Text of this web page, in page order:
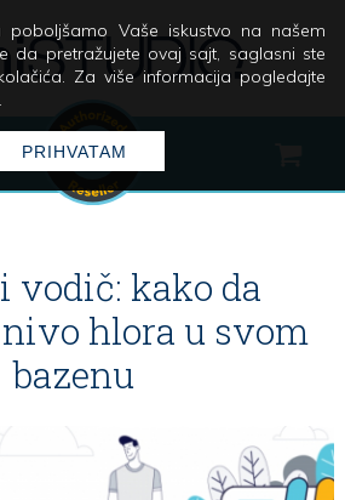
poboljšamo Vaše iskustvo na našem
da pretražujete ovaj sajt, saglasni ste
Za više informacija pogledajte
.
PRIHVATAM
vodič: kako da
hlora u svom
bazenu